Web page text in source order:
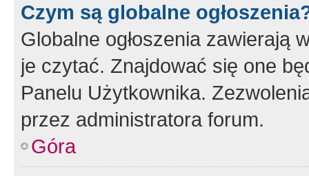
Czym są globalne
Globalne ogłoszenia zawierają
je czytać. Znajdować się one
Panelu Użytkownika.
przez administratora forum.
Góra